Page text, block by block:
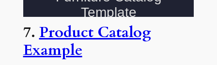
7. Product Catalog
Example